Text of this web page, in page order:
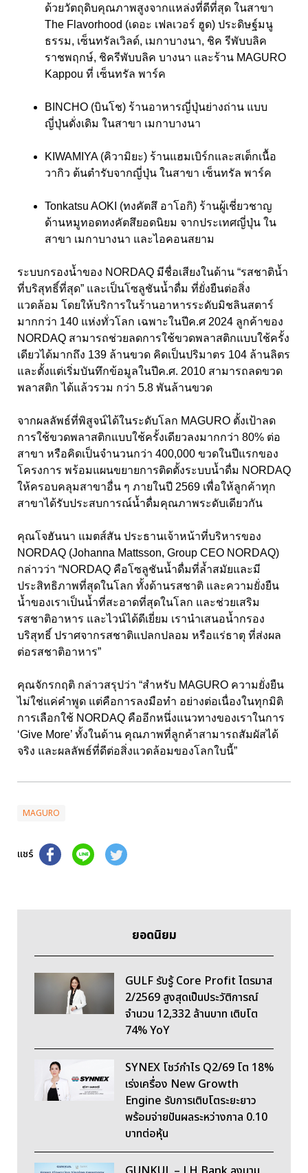
ด้วยวัตถุดิบคุณภาพสูงจากแหล่งที่ดีที่สุด ในสาขา
The Flavorhood (เดอะ เฟลเวอร์ ฮูด) ประดิษฐ์มนู
ธรรม, เซ็นทรัลเวิลด์, เมกาบางนา, ชิค รีพับบลิค
ราชพฤกษ์, ชิครีพับบลิค บางนา และร้าน MAGURO
Kappou ที่ เซ็นทรัล พาร์ค
BINCHO (บินโช) ร้านอาหารญี่ปุ่นย่างถ่าน แบบ
ญี่ปุ่นดั่งเดิม ในสาขา เมกาบางนา
KIWAMIYA (คิวามิยะ) ร้านแฮมเบิร์กและสเต็กเนื้อ
วากิว ต้นตำรับจากญี่ปุ่น ในสาขา เซ็นทรัล พาร์ค
Tonkatsu AOKI (ทงคัตสึ อาโอกิ) ร้านผู้เชี่ยวชาญ
ด้านหมูทอดทงคัตสึยอดนิยม จากประเทศญี่ปุ่น ใน
สาขา เมกาบางนา และไอคอนสยาม
ระบบกรองน้ำของ NORDAQ มีชื่อเสียงในด้าน “รสชาติน้ำ
ที่บริสุทธิ์ที่สุด” และเป็นโซลูชันน้ำดื่ม ที่ยั่งยืนต่อสิ่ง
แวดล้อม โดยให้บริการในร้านอาหารระดับมิชลินสตาร์
มากกว่า 140 แห่งทั่วโลก เฉพาะในปีค.ศ 2024 ลูกค้าของ
NORDAQ สามารถช่วยลดการใช้ขวดพลาสติกแบบใช้ครั้ง
เดียวได้มากถึง 139 ล้านขวด คิดเป็นปริมาตร 104 ล้านลิตร
และตั้งแต่เริ่มบันทึกข้อมูลในปีค.ศ. 2010 สามารถลดขวด
พลาสติก ได้แล้วรวม กว่า 5.8 พันล้านขวด
จากผลลัพธ์ที่พิสูจน์ได้ในระดับโลก MAGURO ตั้งเป้าลด
การใช้ขวดพลาสติกแบบใช้ครั้งเดียวลงมากกว่า 80% ต่อ
สาขา หรือคิดเป็นจำนวนกว่า 400,000 ขวดในปีแรกของ
โครงการ พร้อมแผนขยายการติดตั้งระบบน้ำดื่ม NORDAQ
ให้ครอบคลุมสาขาอื่น ๆ ภายในปี 2569 เพื่อให้ลูกค้าทุก
สาขาได้รับประสบการณ์น้ำดื่มคุณภาพระดับเดียวกัน
คุณโจฮันนา แมตส์สัน ประธานเจ้าหน้าที่บริหารของ
NORDAQ (Johanna Mattsson, Group CEO NORDAQ)
กล่าวว่า “NORDAQ คือโซลูชันน้ำดื่มที่ล้ำสมัยและมี
ประสิทธิภาพที่สุดในโลก ทั้งด้านรสชาติ และความยั่งยืน
น้ำของเราเป็นน้ำที่สะอาดที่สุดในโลก และช่วยเสริม
รสชาติอาหาร และไวน์ได้ดีเยี่ยม เรานำเสนอน้ำกรอง
บริสุทธิ์ ปราศจากรสชาติแปลกปลอม หรือแร่ธาตุ ที่ส่งผล
ต่อรสชาติอาหาร”
คุณจักรกฤติ กล่าวสรุปว่า “สำหรับ MAGURO ความยั่งยืน
ไม่ใช่แค่คำพูด แต่คือการลงมือทำ อย่างต่อเนื่องในทุกมิติ
การเลือกใช้ NORDAQ คืออีกหนึ่งแนวทางของเราในการ
‘Give More’ ทั้งในด้าน คุณภาพที่ลูกค้าสามารถสัมผัสได้
จริง และผลลัพธ์ที่ดีต่อสิ่งแวดล้อมของโลกใบนี้”
MAGURO
แชร์
ยอดนิยม
GULF รับรู้ Core Profit ไตรมาส
2/2569 สูงสุดเป็นประวัติการณ์
จำนวน 12,332 ล้านบาท เติบโต
74% YoY
SYNEX โชว์กำไร Q2/69 โต 18%
เร่งเครื่อง New Growth
Engine รับการเติบโตระยะยาว
พร้อมจ่ายปันผลระหว่างกาล 0.10
บาทต่อหุ้น